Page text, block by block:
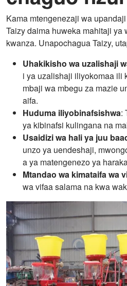
Kama mtengenezaji wa
Taizy daima huweka mahitaji ya
kwanza. Unapochagua Taizy,
Uhakikisho wa uzalishaji
i ya uzalishaji iliyokomaa ili
mbaji wa mbegu za mazie
aifa.
Huduma iliyobinafsishwa:
ya kibinafsi kulingana na
Usaidizi wa hali ya juu
unzo ya uendeshaji,
a ya matengenezo ya
Mtandao wa kimataifa wa
wa vifaa salama na kwa